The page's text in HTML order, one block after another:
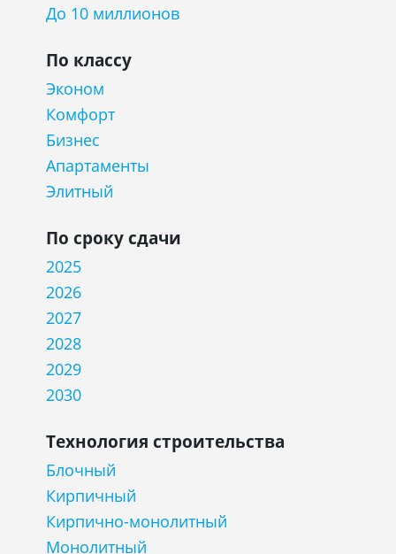
До 10 миллионов
По классу
Эконом
Комфорт
Бизнес
Апартаменты
Элитный
По сроку сдачи
2025
2026
2027
2028
2029
2030
Технология строительства
Блочный
Кирпичный
Кирпично-монолитный
Монолитный